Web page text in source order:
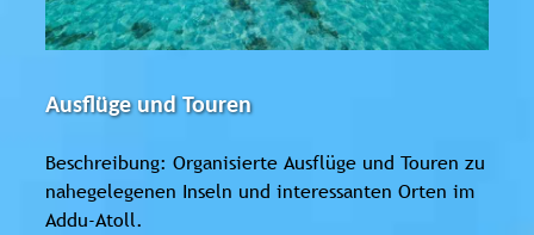
Ausflüge und Touren
Beschreibung: Organisierte Ausflüge und Touren zu
nahegelegenen Inseln und interessanten Orten im
Addu-Atoll.